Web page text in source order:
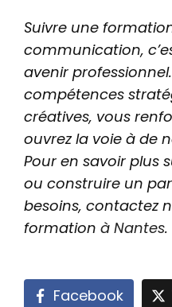
Suivre une
communication,
avenir
compétences
créatives, vous
ouvrez la voie à de
Pour en savoir plus
ou construire un
besoins, contactez
formation à Nantes.
Facebook